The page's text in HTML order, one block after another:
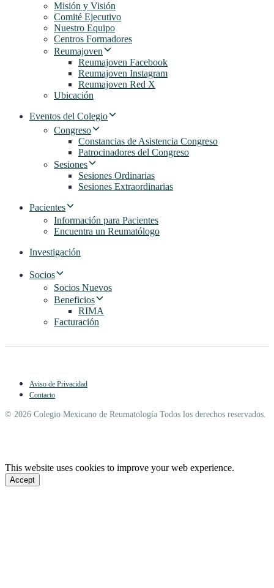
Misión y Visión
Comité Ejecutivo
Nuestro Equipo
Centros Formadores
Reumajoven
Reumajoven Facebook
Reumajoven Instagram
Reumajoven Red X
Ubicación
Eventos del Colegio
Congreso
Constancias de Asistencia Congreso
Patrocinadores del Congreso
Sesiones
Sesiones Ordinarias
Sesiones Extraordinarias
Pacientes
Información para Pacientes
Encuentra un Reumatólogo
Investigación
Socios
Socios Nuevos
Beneficios
RIMA
Facturación
Aviso de Privacidad
Contacto
© 2026 Colegio Mexicano de Reumatología Todos los derechos reservados.
This website uses cookies to improve your web experience.
Accept